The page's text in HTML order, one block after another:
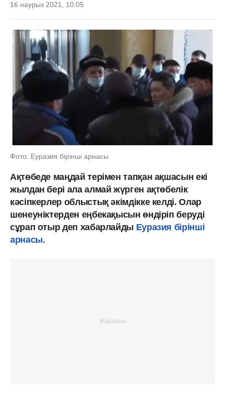
16 наурыз 2021, 10:05
Фото: Еуразия бірінші арнасы
Ақтөбеде маңдай терімен тапқан ақшасын екі
жылдан бері ала алмай жүрген ақтөбелік
кәсіпкерлер облыстық әкімдікке келді. Олар
шенеуніктерден еңбекақысын өндіріп беруді
сұрап отыр деп хабарлайды Еуразия бірінші
арнасы.